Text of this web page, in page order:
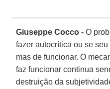
Giuseppe Cocco - O
fazer autocrítica ou se
mas de funcionar. O
faz funcionar continua
destruição da